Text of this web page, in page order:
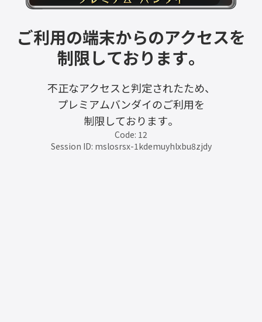
ご利用の端末からのアクセスを
制限しております。
不正なアクセスと判定されたため、
プレミアムバンダイのご利用を
制限しております。
Code: 12
Session ID: mslosrsx-1kdemuyhlxbu8zjdy